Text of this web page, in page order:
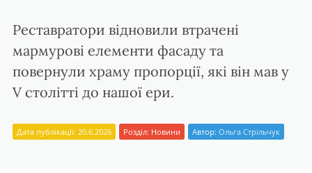
Реставратори відновили втрачені
мармурові елементи фасаду та
повернули храму пропорції, які він мав у
V столітті до нашої ери.
Дата публікації: 20.6.2026 Розділ: Новини Автор: Ольга Стрільчук